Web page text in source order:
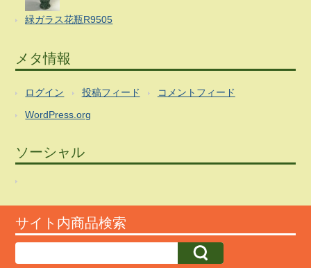
緑ガラス花瓶R9505
メタ情報
ログイン 投稿フィード コメントフィード
WordPress.org
ソーシャル
サイト内商品検索